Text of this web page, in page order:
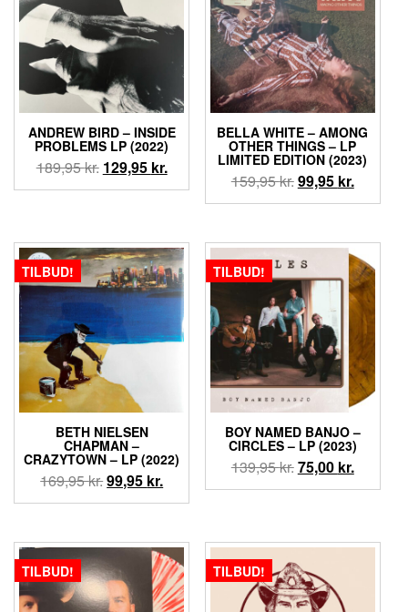
ANDREW BIRD – INSIDE
PROBLEMS LP (2022)
189,95kr. Den
oprindelige
189,95 kr..
129,95 kr.Den
aktuelle
129,95 kr..
BELLA WHITE – AMONG
OTHER THINGS – LP
LIMITED EDITION (2023)
159,95kr.Den
oprindelige
var:
159,95 kr..
99,95 kr.Den
aktuelle
er:
99,95
TILBUD!
BETH NIELSEN
CHAPMAN –
CRAZYTOWN – LP (2022)
169,95kr.Den
oprindelige
var:
169,95 kr..
99,95 kr.Den
aktuelle
er:
99,95 kr..
TILBUD!
BOY NAMED BANJO ‎–
CIRCLES – LP (2023)
139,95kr.Den
oprindelige
139,95 kr..
75,00 kr.Den
aktuelle
75,00
TILBUD! TILBUD!